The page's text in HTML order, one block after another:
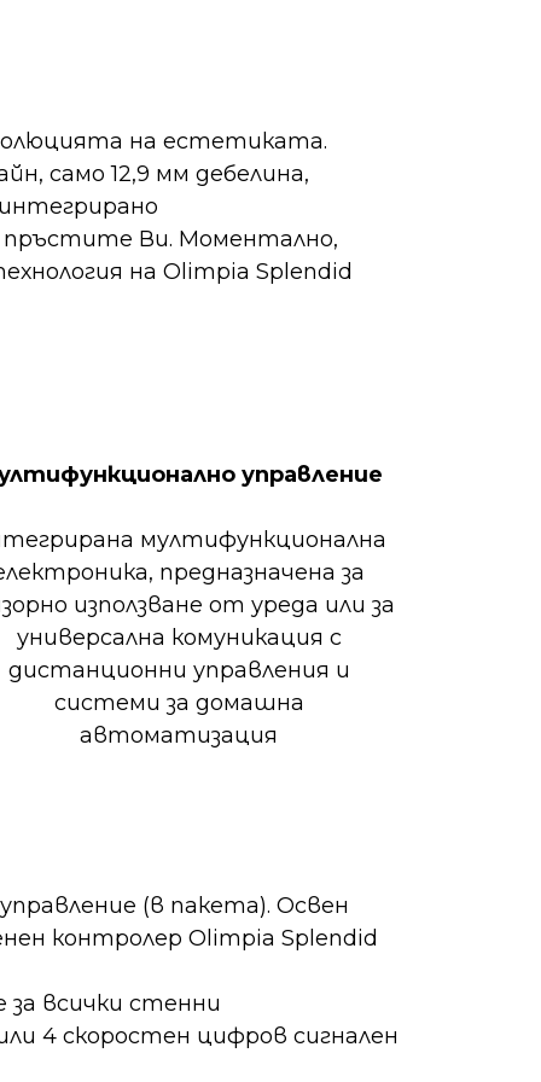
на естетиката.
само 12,9 мм дебелина,
пръстите Ви. Моментално,
на Olimpia Splendid
управление
мултифункционална
предназначена за
използване от уреда или за
универсална комуникация с
дистанционни управления и
системи за домашна
автоматизация
(в пакета). Освен
контролер Olimpia Splendid
за всички стенни
4 скоростен цифров сигнален